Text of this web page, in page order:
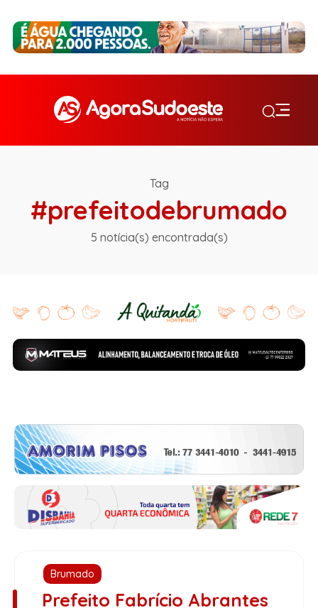
Tag
#prefeitodebrumado
5 notícia(s) encontrada(s)
Brumado
Prefeito Fabrício Abrantes